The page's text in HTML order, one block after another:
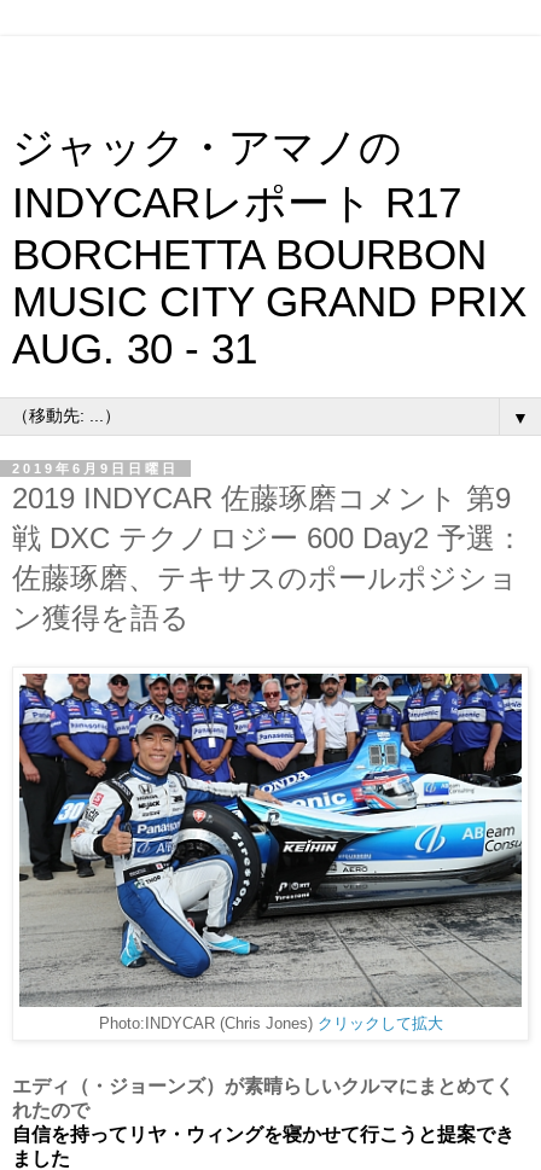
ジャック・アマノの
INDYCARレポート R17
BORCHETTA BOURBON
MUSIC CITY GRAND PRIX
AUG. 30 - 31
▼
2019年6月9日日曜日
2019 INDYCAR 佐藤琢磨コメント 第9
戦 DXC テクノロジー 600 Day2 予選：
佐藤琢磨、テキサスのポールポジショ
ン獲得を語る
Photo:INDYCAR (Chris Jones) クリックして拡大
エディ（・ジョーンズ）が素晴らしいクルマにまとめてく
れたので
自信を持ってリヤ・ウィングを寝かせて行こうと提案でき
ました